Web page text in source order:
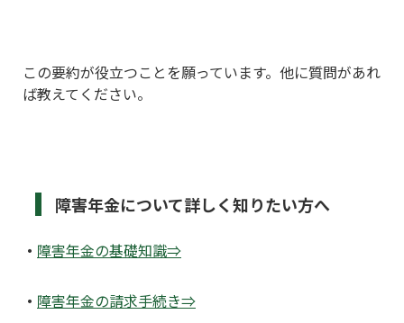
この要約が役立つことを願っています。他に質問があれ
ば教えてください。
障害年金について詳しく知りたい方へ
・ 障害年金の基礎知識⇒
・ 障害年金の請求手続き⇒